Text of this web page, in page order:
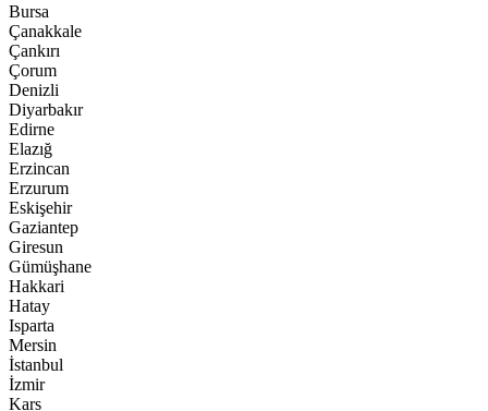
Bursa
Çanakkale
Çankırı
Çorum
Denizli
Diyarbakır
Edirne
Elazığ
Erzincan
Erzurum
Eskişehir
Gaziantep
Giresun
Gümüşhane
Hakkari
Hatay
Isparta
Mersin
İstanbul
İzmir
Kars